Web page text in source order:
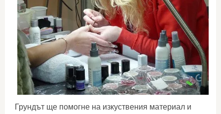
Грундът ще помогне на изкуствения материал и